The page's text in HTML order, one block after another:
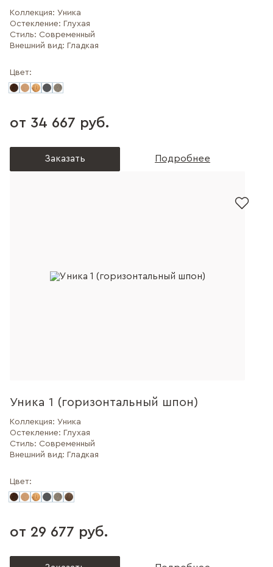
Коллекция: Уника
Остекление: Глухая
Стиль: Современный
Внешний вид: Гладкая
Цвет:
от 34 667 руб.
Заказать Подробнее
Уника 1 (горизонтальный шпон)
Коллекция: Уника
Остекление: Глухая
Стиль: Современный
Внешний вид: Гладкая
Цвет:
от 29 677 руб.